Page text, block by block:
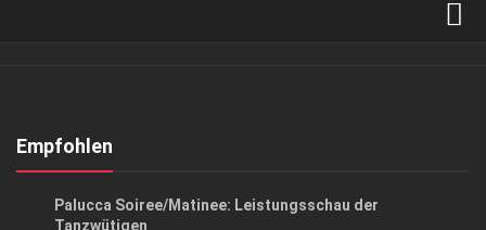
Kontakt, Impressum
Empfohlen
Palucca Soiree/Matinee: Leistungsschau der
Tanzwütigen